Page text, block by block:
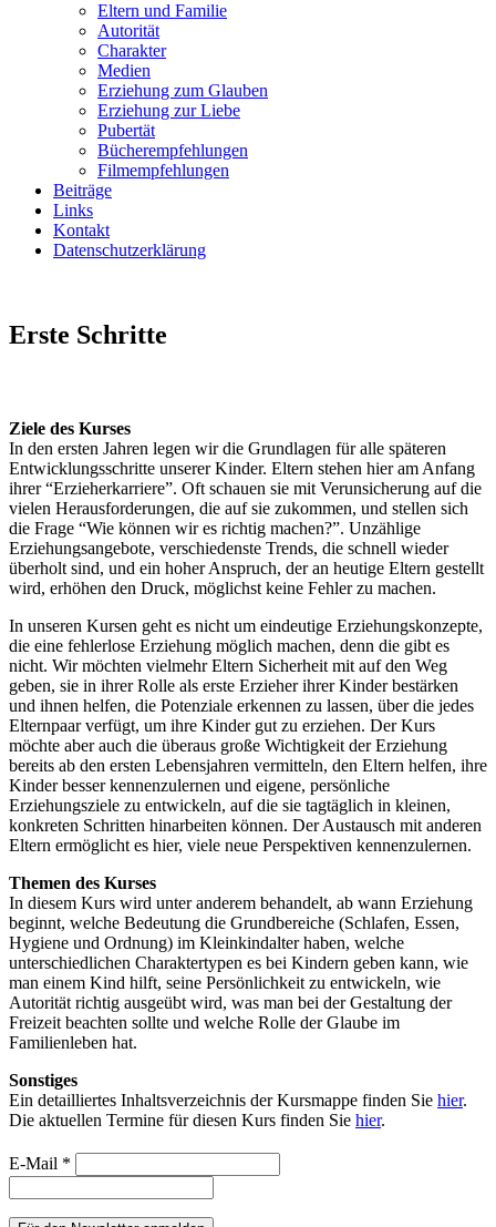
Eltern und Familie
Autorität
Charakter
Medien
Erziehung zum Glauben
Erziehung zur Liebe
Pubertät
Bücherempfehlungen
Filmempfehlungen
Beiträge
Links
Kontakt
Datenschutzerklärung
Erste Schritte
Ziele des Kurses
In den ersten Jahren legen wir die Grundlagen für alle späteren
Entwicklungsschritte unserer Kinder. Eltern stehen hier am Anfang
ihrer “Erzieherkarriere”. Oft schauen sie mit Verunsicherung auf die
vielen Herausforderungen, die auf sie zukommen, und stellen sich
die Frage “Wie können wir es richtig machen?”. Unzählige
Erziehungsangebote, verschiedenste Trends, die schnell wieder
überholt sind, und ein hoher Anspruch, der an heutige Eltern gestellt
wird, erhöhen den Druck, möglichst keine Fehler zu machen.
In unseren Kursen geht es nicht um eindeutige Erziehungskonzepte,
die eine fehlerlose Erziehung möglich machen, denn die gibt es
nicht. Wir möchten vielmehr Eltern Sicherheit mit auf den Weg
geben, sie in ihrer Rolle als erste Erzieher ihrer Kinder bestärken
und ihnen helfen, die Potenziale erkennen zu lassen, über die jedes
Elternpaar verfügt, um ihre Kinder gut zu erziehen. Der Kurs
möchte aber auch die überaus große Wichtigkeit der Erziehung
bereits ab den ersten Lebensjahren vermitteln, den Eltern helfen, ihre
Kinder besser kennenzulernen und eigene, persönliche
Erziehungsziele zu entwickeln, auf die sie tagtäglich in kleinen,
konkreten Schritten hinarbeiten können. Der Austausch mit anderen
Eltern ermöglicht es hier, viele neue Perspektiven kennenzulernen.
Themen des Kurses
In diesem Kurs wird unter anderem behandelt, ab wann Erziehung
beginnt, welche Bedeutung die Grundbereiche (Schlafen, Essen,
Hygiene und Ordnung) im Kleinkindalter haben, welche
unterschiedlichen Charaktertypen es bei Kindern geben kann, wie
man einem Kind hilft, seine Persönlichkeit zu entwickeln, wie
Autorität richtig ausgeübt wird, was man bei der Gestaltung der
Freizeit beachten sollte und welche Rolle der Glaube im
Familienleben hat.
Sonstiges
Ein detailliertes Inhaltsverzeichnis der Kursmappe finden Sie hier.
Die aktuellen Termine für diesen Kurs finden Sie hier.
E-Mail *